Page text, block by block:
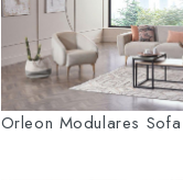
Orleon Modulares Sofa